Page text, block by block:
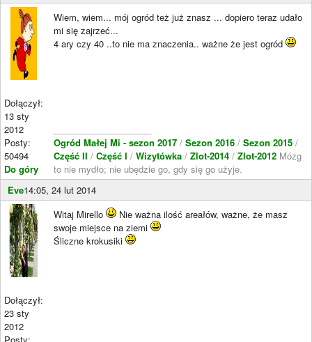
Dołączył:
13 sty
2012
Posty:
50494
Do góry
Wiem, wiem... mój ogród też już znasz ... dopiero teraz udało
mi się zajrzeć...
4 ary czy 40 ..to nie ma znaczenia.. ważne że jest ogród
Ogród Małej Mi - sezon 2017 / Sezon 2016 / Sezon 2015 /
Część II / Część I / Wizytówka / Zlot-2014 / Zlot-2012 Mózg
to nie mydło; nie ubędzie go, gdy się go użyje.
Eve14:05, 24 lut 2014
Dołączył:
23 sty
2012
Witaj Mirello
Nie ważna ilość areałów, ważne, że masz
swoje miejsce na ziemi
Śliczne krokusiki